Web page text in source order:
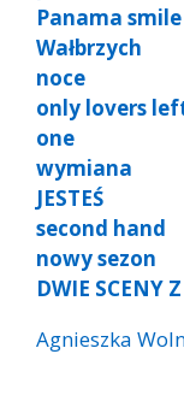
Panama smile
Wałbrzych
noce
only lovers
one
wymiana
JESTEŚ
second hand
nowy sezon
DWIE SCENY
Agnieszka